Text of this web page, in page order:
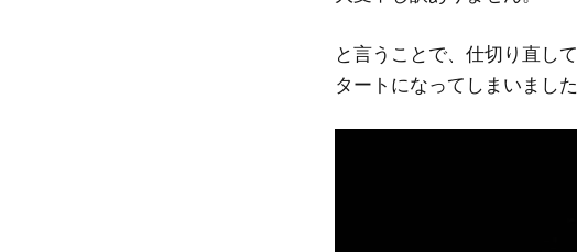
と言うことで、仕切り直し
タートになってしまいました